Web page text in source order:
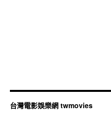
台灣電影娛樂網 twmovies